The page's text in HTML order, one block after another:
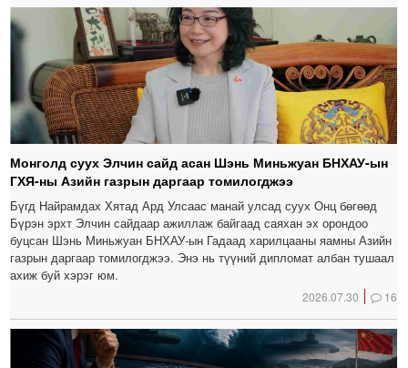
Монголд суух Элчин сайд асан Шэнь Миньжуан БНХАУ-ын
ГХЯ-ны Азийн газрын даргаар томилогджээ
Бүгд Найрамдах Хятад Ард Улсаас манай улсад суух Онц бөгөөд
Бүрэн эрхт Элчин сайдаар ажиллаж байгаад саяхан эх орондоо
буцсан Шэнь Миньжуан БНХАУ-ын Гадаад харилцааны яамны Азийн
газрын даргаар томилогджээ. Энэ нь түүний дипломат албан тушаал
ахиж буй хэрэг юм.
2026.07.30 16